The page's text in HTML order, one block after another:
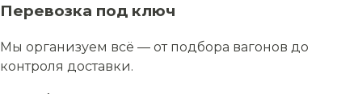
Перевозка под ключ
Мы организуем всё — от подбора вагонов до
контроля доставки.